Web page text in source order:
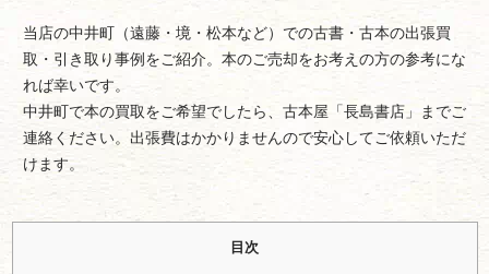
当店の中井町（遠藤・境・松本など）での古書・古本の出張買
取・引き取り事例をご紹介。本のご売却をお考えの方の参考にな
れば幸いです。
中井町で本の買取をご希望でしたら、古本屋「長島書店」までご
連絡ください。出張費はかかりませんので安心してご依頼いただ
けます。
目次